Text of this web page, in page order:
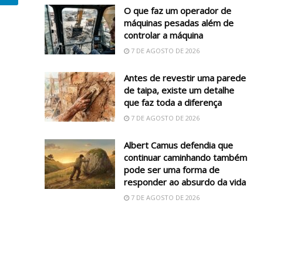
O que faz um operador de
máquinas pesadas além de
controlar a máquina
7 DE AGOSTO DE 2026
Antes de revestir uma parede
de taipa, existe um detalhe
que faz toda a diferença
7 DE AGOSTO DE 2026
Albert Camus defendia que
continuar caminhando também
pode ser uma forma de
responder ao absurdo da vida
7 DE AGOSTO DE 2026